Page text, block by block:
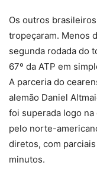
Os outros
tropeçaram. Menos
segunda rodada do
67º da ATP em
A parceria do
alemão Daniel
foi superada logo na
pelo norte-
diretos, com
minutos.